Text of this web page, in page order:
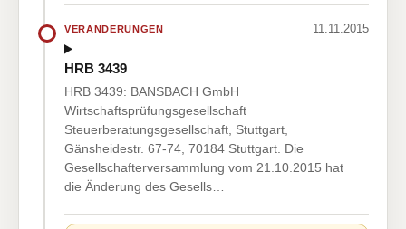
VERÄNDERUNGEN 11.11.2015
HRB 3439
HRB 3439: BANSBACH GmbH
Wirtschaftsprüfungsgesellschaft
Steuerberatungsgesellschaft, Stuttgart,
Gänsheidestr. 67-74, 70184 Stuttgart. Die
Gesellschafterversammlung vom 21.10.2015 hat
die Änderung des Gesells…